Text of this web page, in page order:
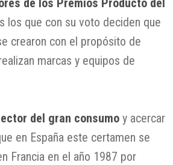
de los Premios Producto del
los que con su voto deciden que
crearon con el propósito de
marcas y equipos de
del gran consumoy acercar
en España este certamen se
Francia en el año 1987 por